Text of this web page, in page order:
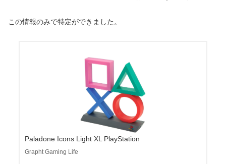
この情報のみで特定ができました。
Paladone Icons Light XL PlayStation
Grapht Gaming Life